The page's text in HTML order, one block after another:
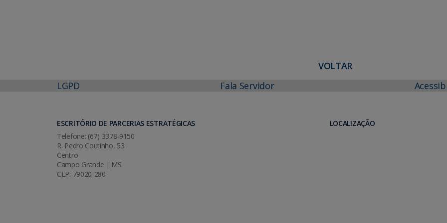
VOLTAR
LGPD
Fala Servidor
ESCRITÓRIO DE PARCERIAS ESTRATÉGICAS
Telefone: (67) 3378-9150
R. Pedro Coutinho, 53
Centro
Campo Grande | MS
CEP: 79020-280
LOCALIZAÇÃO